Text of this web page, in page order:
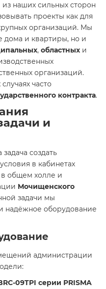
наших сильных сторон
проекты как для
организаций. Мы
дома и квартиры, но и
, областных и
организаций.
часто
контракта.
и
создать
в кабинетах
общем холле и
Мочищенского
задачи мы
надёжное оборудование
администрации
09TPI серии PRISMA